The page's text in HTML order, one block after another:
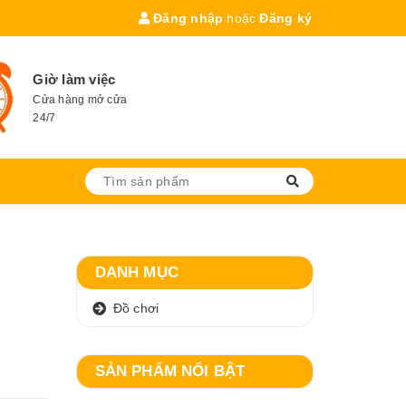
Đăng nhập hoặc Đăng ký
Giờ làm việc
Cửa hàng mở cửa
24/7
DANH MỤC
Đồ chơi
SẢN PHẨM NỔI BẬT